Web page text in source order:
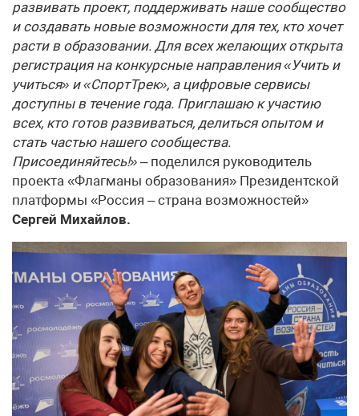
развивать проект, поддерживать наше сообщество
и создавать новые возможности для тех, кто хочет
расти в образовании. Для всех желающих открыта
регистрация на конкурсные направления «Учить и
учиться» и «СпортТрек», а цифровые сервисы
доступны в течение года. Приглашаю к участию
всех, кто готов развиваться, делиться опытом и
стать частью нашего сообщества.
Присоединяйтесь!» – поделился руководитель
проекта «Флагманы образования» Президентской
платформы «Россия – страна возможностей»
Сергей Михайлов.